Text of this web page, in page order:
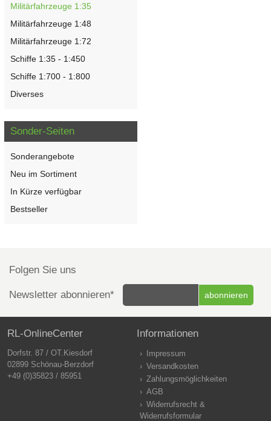
Militärfahrzeuge 1:35
Militärfahrzeuge 1:48
Militärfahrzeuge 1:72
Schiffe 1:35 - 1:450
Schiffe 1:700 - 1:800
Diverses
Sonder-Seiten
Sonderangebote
Neu im Sortiment
In Kürze verfügbar
Bestseller
Folgen Sie uns
Newsletter abonnieren*
RL-OnlineCenter
Dorfstr. 87 / OT.Kiesdorf
02899 Schönau-Berzdorf
+49 (0)35823 / 85951
Informationen
Impressum
Versandkosten
Zahlungsmöglichkeiten
AGB
Widerrufsrecht &
Widerrufsformular